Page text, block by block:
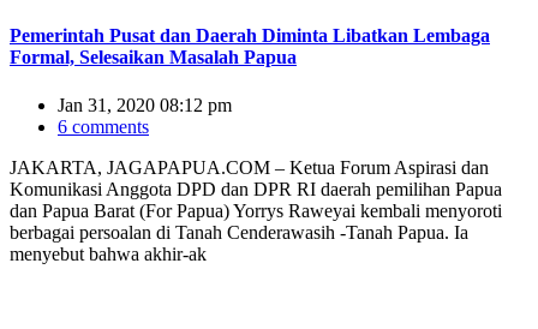
Pemerintah Pusat dan Daerah Diminta Libatkan Lembaga
Formal, Selesaikan Masalah Papua
Jan 31, 2020 08:12 pm
6 comments
JAKARTA, JAGAPAPUA.COM – Ketua Forum Aspirasi dan
Komunikasi Anggota DPD dan DPR RI daerah pemilihan Papua
dan Papua Barat (For Papua) Yorrys Raweyai kembali menyoroti
berbagai persoalan di Tanah Cenderawasih -Tanah Papua. Ia
menyebut bahwa akhir-ak